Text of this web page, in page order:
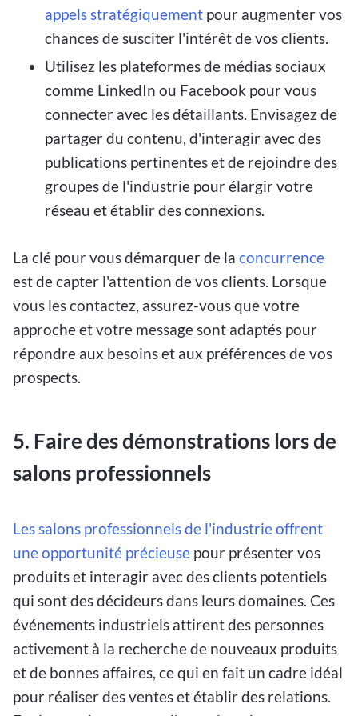
appels stratégiquement pour augmenter vos
chances de susciter l'intérêt de vos clients.
Utilisez les plateformes de médias sociaux
comme LinkedIn ou Facebook pour vous
connecter avec les détaillants. Envisagez de
partager du contenu, d'interagir avec des
publications pertinentes et de rejoindre des
groupes de l'industrie pour élargir votre
réseau et établir des connexions.
La clé pour vous démarquer de la concurrence
est de capter l'attention de vos clients. Lorsque
vous les contactez, assurez-vous que votre
approche et votre message sont adaptés pour
répondre aux besoins et aux préférences de vos
prospects.
5. Faire des démonstrations lors de
salons professionnels
Les salons professionnels de l'industrie offrent
une opportunité précieuse pour présenter vos
produits et interagir avec des clients potentiels
qui sont des décideurs dans leurs domaines. Ces
événements industriels attirent des personnes
activement à la recherche de nouveaux produits
et de bonnes affaires, ce qui en fait un cadre idéal
pour réaliser des ventes et établir des relations.